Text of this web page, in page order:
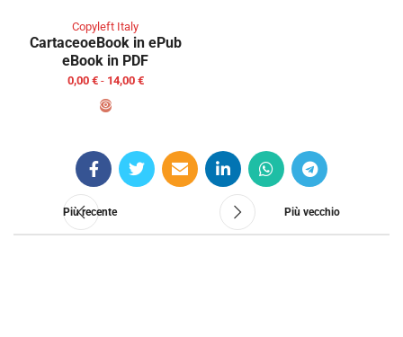
Copyleft Italy
CartaceoeBook in ePub
eBook in PDF
0,00 € - 14,00 €
Più recente Più vecchio